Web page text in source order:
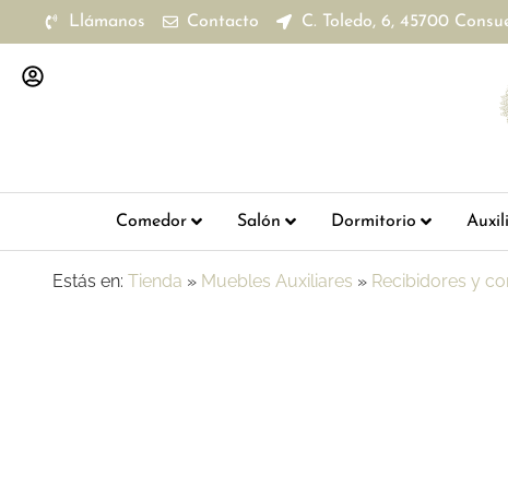
Llámanos Contacto C. Toledo, 6, 45700
Comedor Salón Dormitorio
Estás en: Tienda » Muebles Auxiliares » Recibidores y